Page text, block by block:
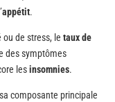
appétit.
ou de stress, le taux de
des symptômes
lesinsomnies.
composante principale